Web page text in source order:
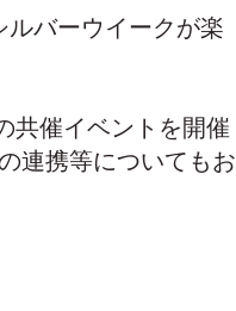
バーウイークが楽
共催イベントを開催
連携等についてもお